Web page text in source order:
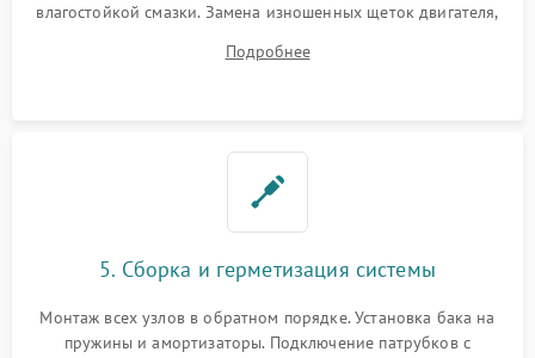
влагостойкой смазки. Замена изношенных щеток двигателя,
или поврежденной резиновой манжеты.
Подробнее
5. Сборка и герметизация системы
Монтаж всех узлов в обратном порядке. Установка бака на
пружины и амортизаторы. Подключение патрубков с